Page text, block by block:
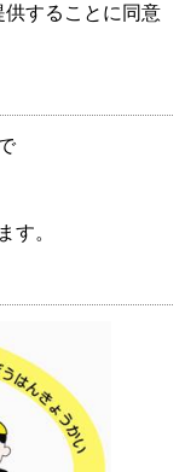
することに同意
す。